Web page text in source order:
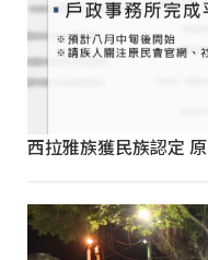
西拉雅族獲民族認定